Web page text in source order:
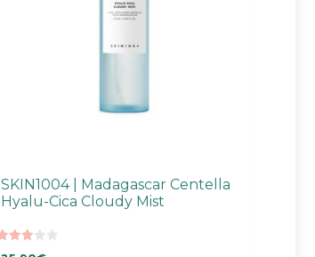
SKIN1004 | Madagascar Centella
Hyalu-Cica Cloudy Mist